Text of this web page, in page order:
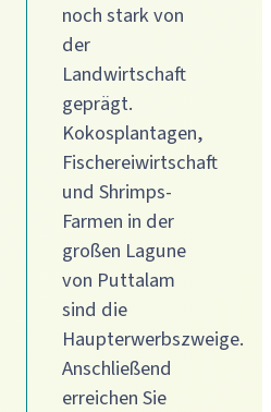
noch stark von
der
Landwirtschaft
geprägt.
Kokosplantagen,
Fischereiwirtschaft
und Shrimps-
Farmen in der
großen Lagune
von Puttalam
sind die
Haupterwerbszweige.
Anschließend
erreichen Sie